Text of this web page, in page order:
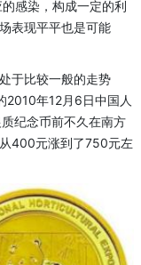
感染，构成一定的利
表现平平也是可能
于比较一般的走势
2010年12月6日中国人
纪念币前不久在南方
400元涨到了750元左